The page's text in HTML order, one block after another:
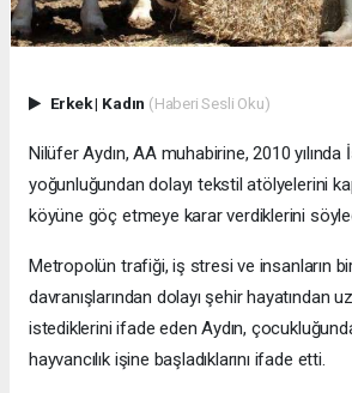
Erkek| Kadın (Haberi Sesli Oku)
Nilüfer Aydın, AA muhabirine, 2010 yılında
yoğunluğundan dolayı tekstil atölyelerini
köyüne göç etmeye karar verdiklerini
Metropolün trafiği, iş stresi ve insanların
davranışlarından dolayı şehir hayatından
istediklerini ifade eden Aydın,
hayvancılık işine başladıklarını ifade etti.